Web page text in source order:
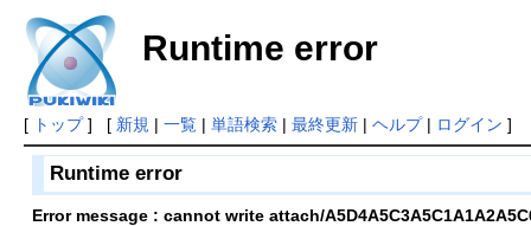
Runtime error
[ トップ] [ 新規 | 一覧| 単語検索| 最終更新| ヘルプ| ログイン ]
Runtime error
Error message : cannot write attach/